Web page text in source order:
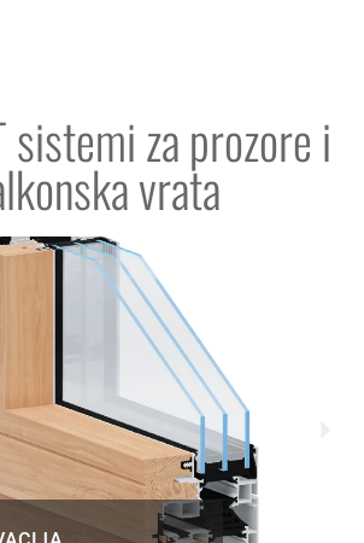
sistemi za prozore i
vrata